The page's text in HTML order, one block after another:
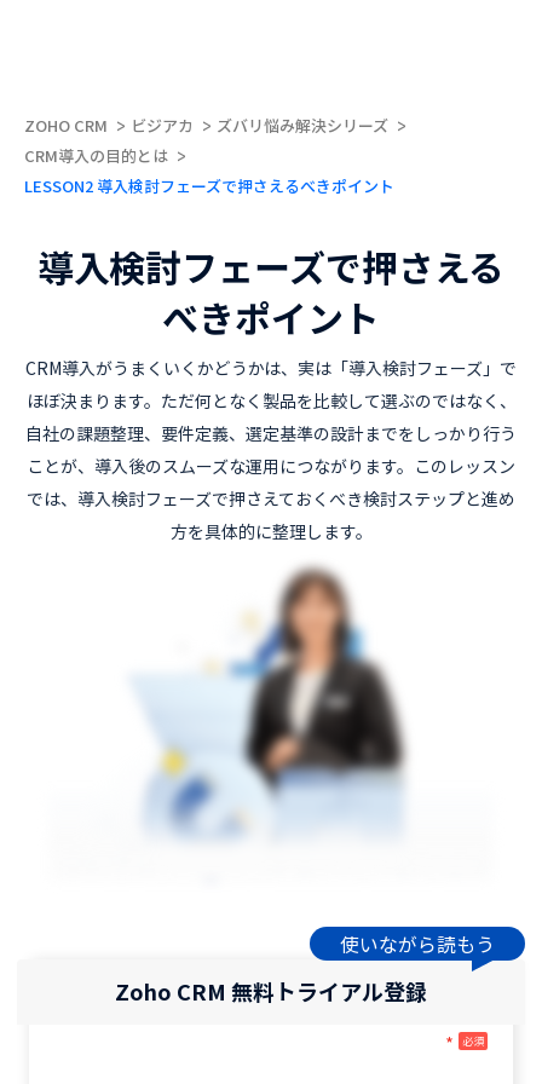
ZOHO CRM ビジアカ
ズバリ悩み解決シリーズ
CRM導入の目的とは
LESSON2 導入検討フェーズで押さえるべきポイント
導入検討フェーズで押さえる
べきポイント
CRM導入がうまくいくかどうかは、実は「導入検討フェーズ」で
ほぼ決まります。ただ何となく製品を比較して選ぶのではなく、
自社の課題整理、要件定義、選定基準の設計までをしっかり行う
ことが、導入後のスムーズな運用につながります。このレッスン
では、導入検討フェーズで押さえておくべき検討ステップと進め
方を具体的に整理します。
Zoho CRM 無料トライアル登録
使いながら読もう
* 必須